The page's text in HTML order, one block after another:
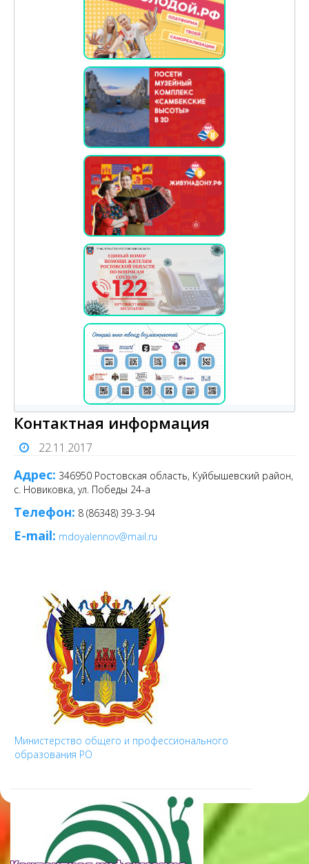
Контактная информация
22.11.2017
Адрес: 346950 Ростовская область, Куйбышевский район,
с. Новиковка, ул. Победы 24-а
Телефон: 8 (86348) 39-3-94
E-mail: mdoyalennov@mail.ru
Министерство общего и профессионального
образования РО